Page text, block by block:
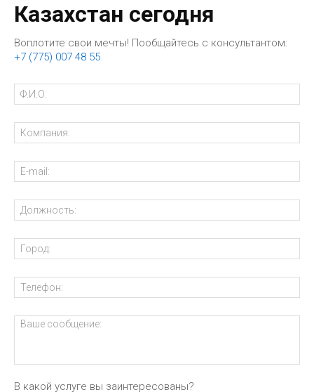
Казахстан сегодня
Воплотите свои мечты! Пообщайтесь с консультантом:
+7 (775) 007 48 55
В какой услуге вы заинтересованы?